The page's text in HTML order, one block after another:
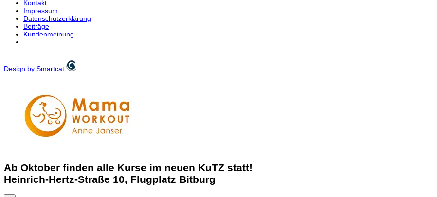
Kontakt
Impressum
Datenschutzerklärung
Beiträge
Kundenmeinung
Design by Smartcat
Ab Oktober finden alle Kurse im neuen KuTZ statt!
Heinrich-Hertz-Straße 10, Flugplatz Bitburg